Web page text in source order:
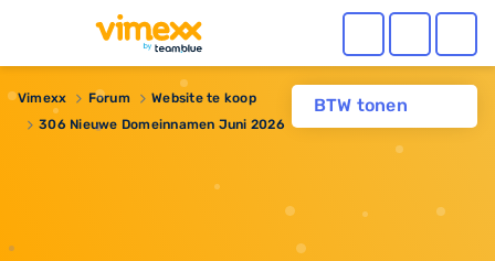
BTW tonen
Vimexx Forum
Website te koop
306 Nieuwe Domeinnamen Juni 2026